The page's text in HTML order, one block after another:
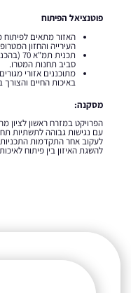
פוטנציאל הפיתוח
האזור מתאים
העירייה והחזון
תכנית
סביב תחנות המטרו.
מתוכננים אזורי
באיכות החיים
מסקנה:
הפרויקט במזרח ראשון לציון
עם נגישות גבוהה לתשתיות
לעקוב אחר התקדמות
להשגת האיזון בין פיתוח